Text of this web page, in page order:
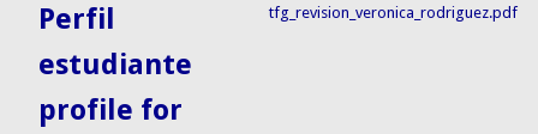
Perfil
estudiante
profile for
tfg_revision_veronica_rodriguez.pdf